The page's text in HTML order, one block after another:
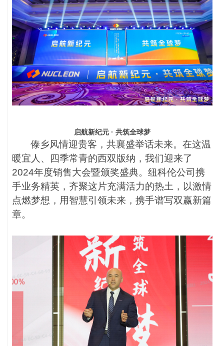
启航新纪元 · 共筑全球梦
傣乡风情迎贵客，共襄盛举话未来。在这温
暖宜人、四季常青的西双版纳，我们迎来了
2024年度销售大会暨颁奖盛典。纽科伦公司携
手业务精英，齐聚这片充满活力的热土，以激情
点燃梦想，用智慧引领未来，携手谱写双赢新篇
章。